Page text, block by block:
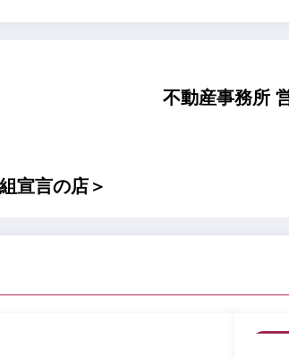
不動産事務所
宣言の店＞